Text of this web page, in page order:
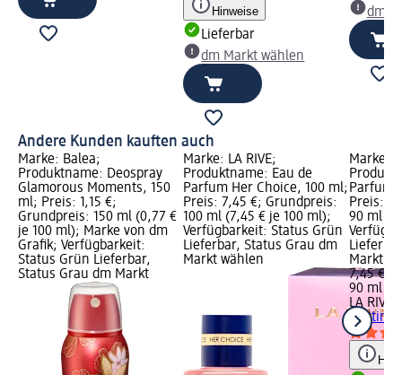
Hinweise
Lieferbar
dm Markt wählen
dm
Andere Kunden kauften auch
Marke: Balea;
Produktname: Deospray
Glamorous Moments, 150
ml; Preis: 1,15 €;
Grundpreis: 150 ml (0,77 €
je 100 ml); Marke von dm
Grafik; Verfügbarkeit:
Status Grün Lieferbar,
Status Grau dm Markt
Marke: LA RIVE;
Produktname: Eau de
Parfum Her Choice, 100 ml;
Preis: 7,45 €; Grundpreis:
100 ml (7,45 € je 100 ml);
Verfügbarkeit: Status Grün
Lieferbar, Status Grau dm
Markt wählen
Marke:
Parfum
Preis:
90 ml
Markt
7,45 €
90 ml
LA RIVE